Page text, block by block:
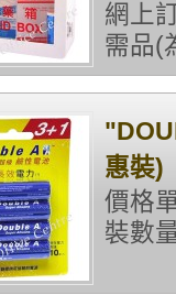
網上
需品(
惠裝)
價格
裝數